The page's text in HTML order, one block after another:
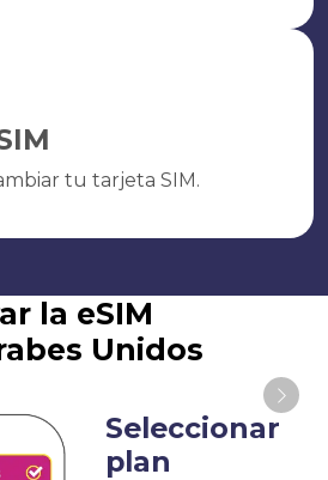
tu tarjeta SIM.
la eSIM
Unidos
Seleccionar
plan